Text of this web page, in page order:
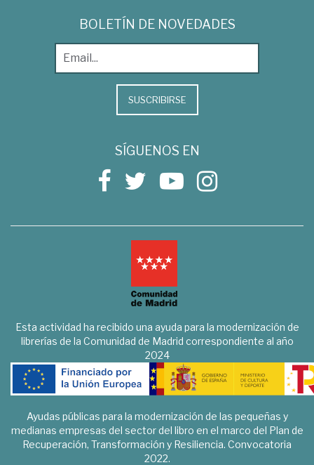
BOLETÍN DE NOVEDADES
SUSCRIBIRSE
SÍGUENOS EN
Esta actividad ha recibido una ayuda para la modernización de
librerías de la Comunidad de Madrid correspondiente al año
2024
Ayudas públicas para la modernización de las pequeñas y
medianas empresas del sector del libro en el marco del Plan de
Recuperación, Transformación y Resiliencia. Convocatoria
2022.